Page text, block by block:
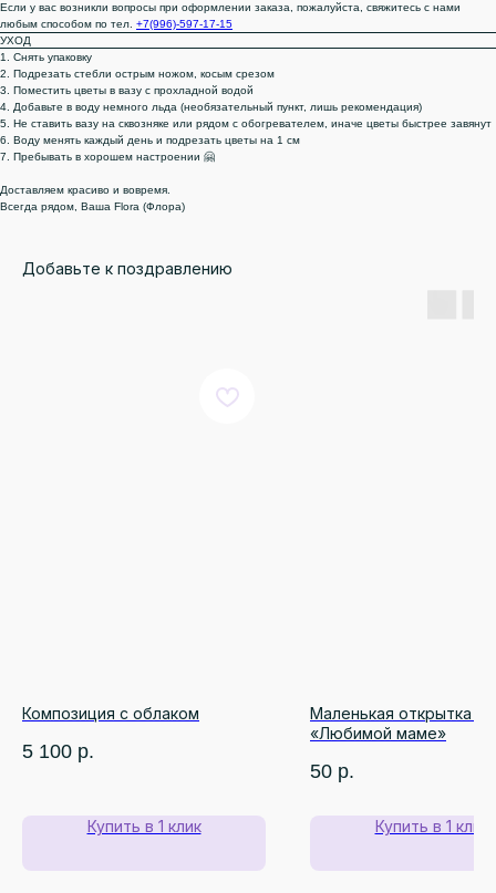
Если у вас возникли вопросы при оформлении заказа, пожалуйста, свяжитесь с нами
любым способом по тел. +7(996)-597-17-15
УХОД
1. Снять упаковку
2. Подрезать стебли острым ножом, косым срезом
3. Поместить цветы в вазу с прохладной водой
4. Добавьте в воду немного льда (необязательный пункт, лишь рекомендация)
5. Не ставить вазу на сквозняке или рядом с обогревателем, иначе цветы быстрее завянут
6. Воду менять каждый день и подрезать цветы на 1 см
7. Пребывать в хорошем настроении 🤗
Доставляем красиво и вовремя.
Всегда рядом, Ваша Flora (Флора)
Добавьте к поздравлению
Композиция с облаком
5 100 р.
Купить в 1 клик
Маленькая открытка 7
«Любимой маме»
50 р.
Купить в 1 клик
Ежедневно с 08:00 до 22:00
Отзывы